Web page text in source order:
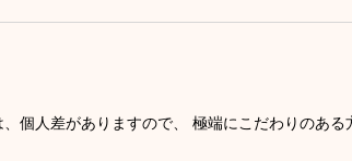
個人差がありますので、 極端にこだわりのあ